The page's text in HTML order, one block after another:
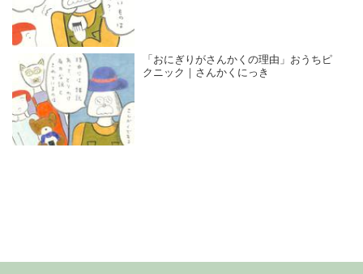
「おにぎりがさんかくの理由」おうちピ
クニック｜さんかくにっき